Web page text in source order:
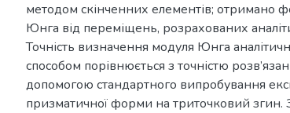
методом скінченних елементів; отримано
Юнга від переміщень, розрахованих
Точність визначення модуля Юнга
способом порівнюється з точністю
допомогою стандартного випробування
призматичної форми на триточковий згин.